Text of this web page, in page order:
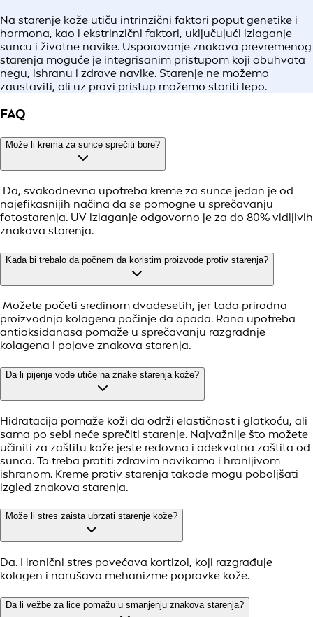
Na starenje kože utiču intrinzični faktori poput genetike i
hormona, kao i ekstrinzični faktori, uključujući izlaganje
suncu i životne navike. Usporavanje znakova prevremenog
starenja moguće je integrisanim pristupom koji obuhvata
negu, ishranu i zdrave navike. Starenje ne možemo
zaustaviti, ali uz pravi pristup možemo stariti lepo.
FAQ
Može li krema za sunce sprečiti bore?
Da, svakodnevna upotreba kreme za sunce jedan je od
najefikasnijih načina da se pomogne u sprečavanju
fotostarenja. UV izlaganje odgovorno je za do 80% vidljivih
znakova starenja.
Kada bi trebalo da počnem da koristim proizvode protiv starenja?
Možete početi sredinom dvadesetih, jer tada prirodna
proizvodnja kolagena počinje da opada. Rana upotreba
antioksidanasa pomaže u sprečavanju razgradnje
kolagena i pojave znakova starenja.
Da li pijenje vode utiče na znake starenja kože?
Hidratacija pomaže koži da održi elastičnost i glatkoću, ali
sama po sebi neće sprečiti starenje. Najvažnije što možete
učiniti za zaštitu kože jeste redovna i adekvatna zaštita od
sunca. To treba pratiti zdravim navikama i hranljivom
ishranom. Kreme protiv starenja takođe mogu poboljšati
izgled znakova starenja.
Može li stres zaista ubrzati starenje kože?
Da. Hronični stres povećava kortizol, koji razgrađuje
kolagen i narušava mehanizme popravke kože.
Da li vežbe za lice pomažu u smanjenju znakova starenja?